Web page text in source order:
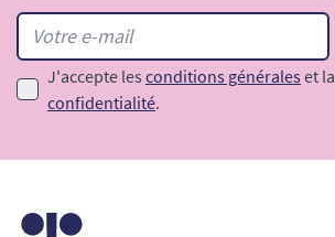
J'accepte les conditions générales et la
confidentialité.